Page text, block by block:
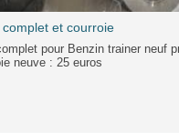
et courroie
pour Benzin trainer neuf
neuve : 25 euros